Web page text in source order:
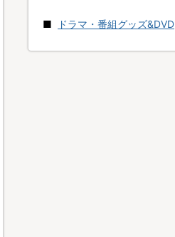
ドラマ・番組グッズ&DVD